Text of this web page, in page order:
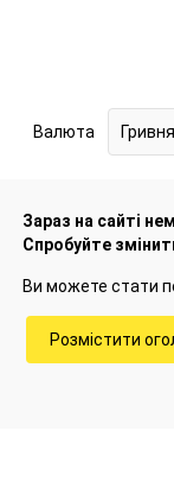
Валюта Гривня
Зараз на сайті
Спробуйте
Ви можете стати
Розмістити